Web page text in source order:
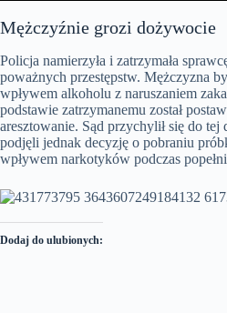
Mężczyźnie grozi dożywocie
Policja namierzyła i zatrzymała
poważnych przestępstw. Mężczyzna
wpływem alkoholu z naruszaniem
podstawie zatrzymanemu został
aresztowanie. Sąd przychylił się do
podjęli jednak decyzję o pobraniu
wpływem narkotyków podczas
Dodaj do ulubionych: